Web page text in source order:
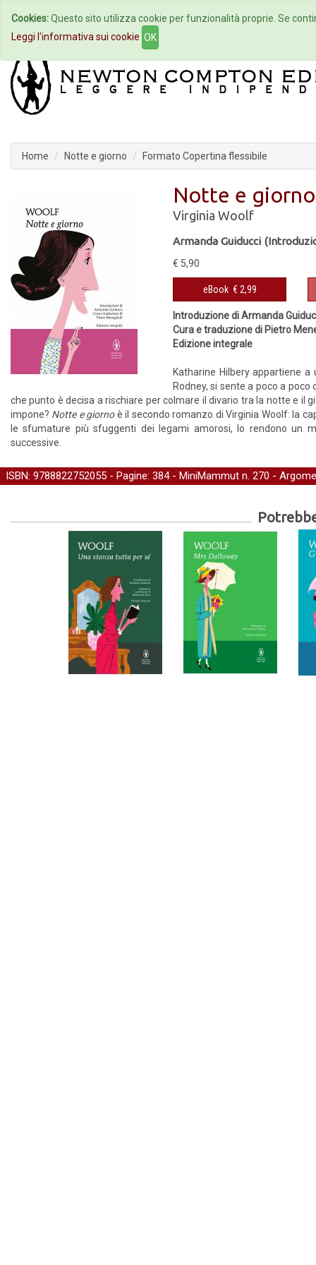
Home Autori Eventi
Home Notte e giorno Formato Copertina flessibile
Notte e giorno
Virginia Woolf
Armanda Guiducci
€ 5,90
eBook € 2,99
Introduzione di Armanda
Cura e traduzione di Pietro
Edizione integrale
Katharine Hilbery appartiene
Rodney, si sente a poco a
che punto è decisa a rischiare per colmare il divario tra la notte e il
impone? Notte e giornoè il secondo romanzo di Virginia Woolf: la
le sfumature più sfuggenti dei legami amorosi, lo rendono un
successive.
ISBN: 9788822752055 - Pagine: 384 - MiniMammut n. 270 -
Cookies:Questo sito utilizza cookie per funzionalità proprie. Se
Leggi l'informativa sui cookie OK